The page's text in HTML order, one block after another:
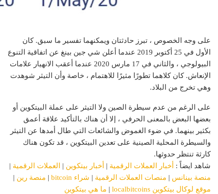
على وجه الخصوص ، تبرز حادثتان ويمكنهما تفسير ما سبق. كان
الأول في 25 أكتوبر 2019 عندما أعلن شي جين بينغ عن اتفاقية التنوع
البيولوجي ، والثاني في 17 مارس 2020 عندما أعقب الانهيار علامات
الإنعاش. كان كلاهما تطورًا مثيرًا للاهتمام ، خاصة وأن التيثر شوهدت
وهي تخرج من البلاد.
على الرغم من عدم سيطرة الصين ولا التيثر على عملة البيتكوين أو
بعضها البعض بالمعنى الحرفي ، إلا أن هناك بالتأكيد علاقة أعمق
بكثير بينهما. في ضوء الغموض والشائعات التي طال أمدها عن التيثر
والسيطرة المحلية الصينية على تعدين البيتكوين ، قد تكون هناك
كارثة تنتظر حدوثها.
شاهد ايضاً : أخبار العملات الرقمية | أخبار بيتكوين | العملات الرقمية |
منصة بينانس | منصات العملات الرقمية | شراء bitcoin | منصة رين |
موقع لوكال بيتكوين localbitcoins
| ما هي بيتكوين